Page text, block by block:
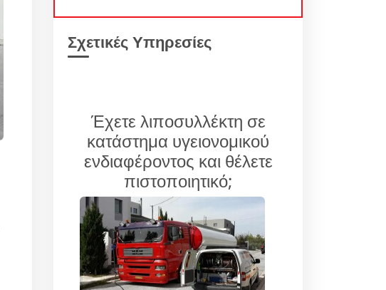
Σχετικές Υπηρεσίες
Έχετε λιποσυλλέκτη σε
κατάστημα υγειονομικού
ενδιαφέροντος και θέλετε
πιστοποιητικό;